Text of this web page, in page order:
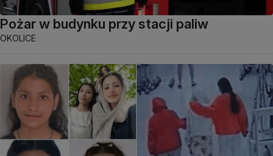
Pożar w budynku przy stacji paliw
OKOLICE